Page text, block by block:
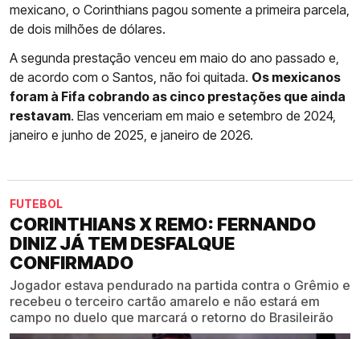
mexicano, o Corinthians pagou somente a primeira parcela,
de dois milhões de dólares.
A segunda prestação venceu em maio do ano passado e,
de acordo com o Santos, não foi quitada. Os mexicanos
foram à Fifa cobrando as cinco prestações que ainda
restavam. Elas venceriam em maio e setembro de 2024,
janeiro e junho de 2025, e janeiro de 2026.
FUTEBOL
CORINTHIANS X REMO: FERNANDO
DINIZ JÁ TEM DESFALQUE
CONFIRMADO
Jogador estava pendurado na partida contra o Grêmio e
recebeu o terceiro cartão amarelo e não estará em
campo no duelo que marcará o retorno do Brasileirão